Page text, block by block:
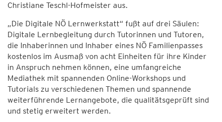
Christiane Teschl-Hofmeister aus.
„Die Digitale NÖ Lernwerkstatt“ fußt auf drei Säulen:
Digitale Lernbegleitung durch Tutorinnen und Tutoren,
die Inhaberinnen und Inhaber eines NÖ Familienpasses
kostenlos im Ausmaß von acht Einheiten für ihre Kinder
in Anspruch nehmen können, eine umfangreiche
Mediathek mit spannenden Online-Workshops und
Tutorials zu verschiedenen Themen und spannende
weiterführende Lernangebote, die qualitätsgeprüft sind
und stetig erweitert werden.